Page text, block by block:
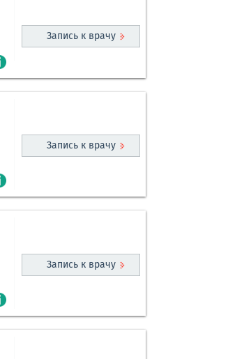
Запись к врачу
Запись к врачу
Запись к врачу